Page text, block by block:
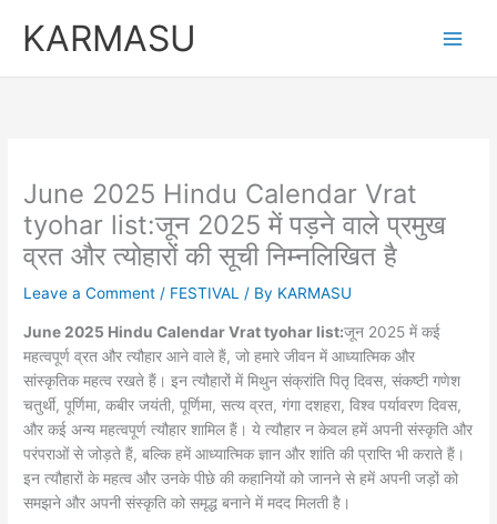
KARMASU
June 2025 Hindu Calendar Vrat
tyohar list:जून 2025 में पड़ने वाले प्रमुख
व्रत और त्योहारों की सूची निम्नलिखित है
Leave a Comment / FESTIVAL / By KARMASU
June 2025 Hindu Calendar Vrat tyohar list:जून 2025 में कई
महत्वपूर्ण व्रत और त्यौहार आने वाले हैं, जो हमारे जीवन में आध्यात्मिक और
सांस्कृतिक महत्व रखते हैं। इन त्यौहारों में मिथुन संक्रांति पितृ दिवस, संकष्टी गणेश
चतुर्थी, पूर्णिमा, कबीर जयंती, पूर्णिमा, सत्य व्रत, गंगा दशहरा, विश्व पर्यावरण दिवस,
और कई अन्य महत्वपूर्ण त्यौहार शामिल हैं। ये त्यौहार न केवल हमें अपनी संस्कृति और
परंपराओं से जोड़ते हैं, बल्कि हमें आध्यात्मिक ज्ञान और शांति की प्राप्ति भी कराते हैं।
इन त्यौहारों के महत्व और उनके पीछे की कहानियों को जानने से हमें अपनी जड़ों को
समझने और अपनी संस्कृति को समृद्ध बनाने में मदद मिलती है।